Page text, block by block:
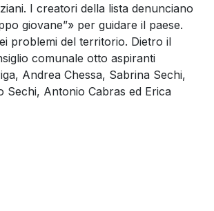
I creatori della lista denunciano
giovane”» per guidare il paese.
problemi del territorio. Dietro il
comunale otto aspiranti
Andrea Chessa, Sabrina Sechi,
Sechi, Antonio Cabras ed Erica